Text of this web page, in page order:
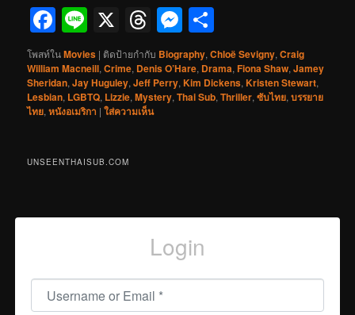
Facebook
Line
X Threads
Messenger
โพสท์ในMovies | ติดป้ายกำกับ Biography,Chloë Sevigny,Craig
William Macneill,Crime, Denis O’Hare, Drama,Fiona Shaw,Jamey
Sheridan,Jay Huguley,Jeff Perry,Kim Dickens,Kristen Stewart,
Lesbian, LGBTQ, Lizzie,Mystery,Thai Sub,Thriller,ซับไทย,บรรยาย
ไทย,หนังอเมริกา |ใส่ความเห็น
UNSEENTHAISUB.COM
Login
Username or Email